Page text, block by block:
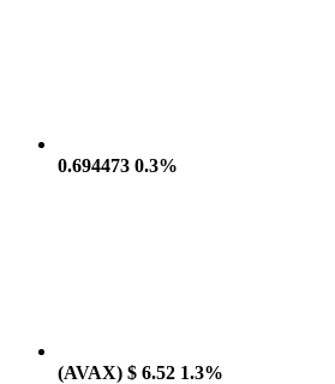
0.694473 0.3%
(AVAX) $ 6.52 1.3%